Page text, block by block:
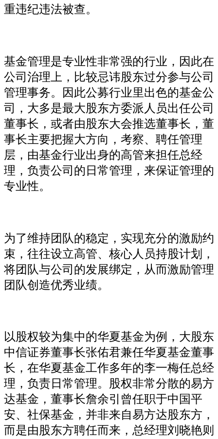
重违纪违法被查。
基金管理是专业性非常强的行业，因此在
公司治理上，比较忌讳股东过分参与公司
管理事务。因此公募行业里出色的基金公
司，大多是最大股东方委派人员出任公司
董事长，或者由股东大会推选董事长，董
事长主要把握大方向，考察、聘任管理
层，由基金行业出身的高管来担任总经
理，负责公司的日常管理，来保证管理的
专业性。
为了维持团队的稳定，实现充分的激励约
束，往往设立高管、核心人员持股计划，
将团队与公司的发展绑定，从而激励管理
团队创造优秀业绩。
以股权较为集中的华夏基金为例，大股东
中信证券董事长张佑君兼任华夏基金董事
长，在华夏基金工作多年的李一梅任总经
理，负责日常管理。股权非常分散的易方
达基金，董事长詹余引曾任职于中国平
安、社保基金，并非来自易方达股东方，
而是由股东方聘任而来，总经理刘晓艳则